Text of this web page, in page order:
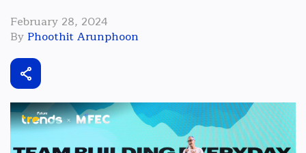
February 28, 2024
By Phoothit Arunphoon